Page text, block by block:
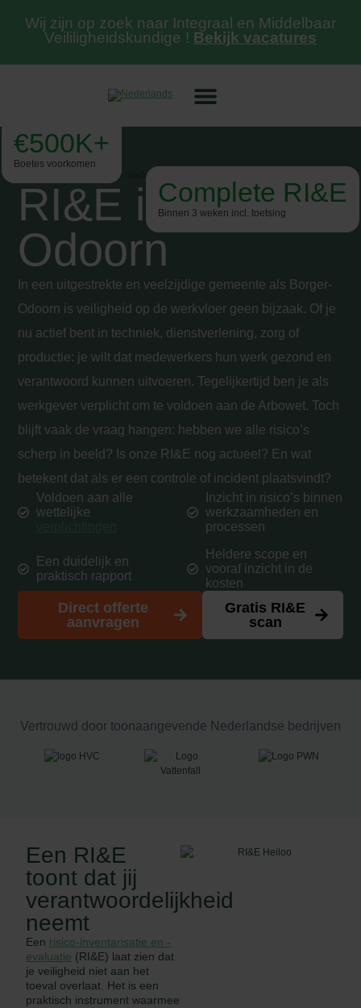
Wij zijn op zoek naar Integraal en Middelbaar
Veililigheidskundige ! Bekijk vacatures
RI&E in Borger-
Odoorn
In een uitgestrekte en veelzijdige gemeente als Borger-
Odoorn is veiligheid op de werkvloer geen bijzaak. Of je
nu actief bent in techniek, dienstverlening, zorg of
productie: je wilt dat medewerkers hun werk gezond en
verantwoord kunnen uitvoeren. Tegelijkertijd ben je als
werkgever verplicht om te voldoen aan de Arbowet. Toch
blijft vaak de vraag hangen: hebben we alle risico’s
scherp in beeld? Is onze RI&E nog actueel? En wat
betekent dat als er een controle of incident plaatsvindt?
Voldoen aan alle
wettelijke
Inzicht in risico’s binnen
werkzaamheden en
processen
Een duidelijk en
praktisch rapport
Heldere scope en
vooraf inzicht in de
kosten
Direct offerte
aanvragen
Gratis RI&E
scan
Complete RI&E
Binnen 3 weken incl. toetsing
€500K+
Boetes voorkomen
Vertrouwd door toonaangevende Nederlandse bedrijven
Een RI&E
toont dat jij
verantwoordelijkheid
neemt
Een risico-inventarisatie en -
evaluatie (RI&E) laat zien dat
je veiligheid niet aan het
toeval overlaat. Het is een
praktisch instrument waarmee